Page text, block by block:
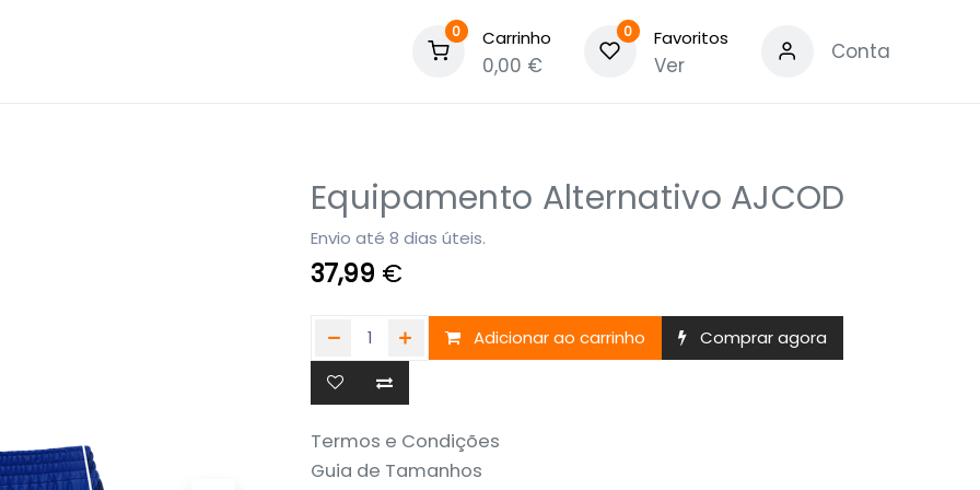
0 Carrinho
0,00 €
0 Favoritos
Ver
Conta
Equipamento Alternativo AJCOD
Envio até 8 dias úteis.
37,99 €
Adicionar ao carrinho Comprar agora
Termos e Condições
Guia de Tamanhos